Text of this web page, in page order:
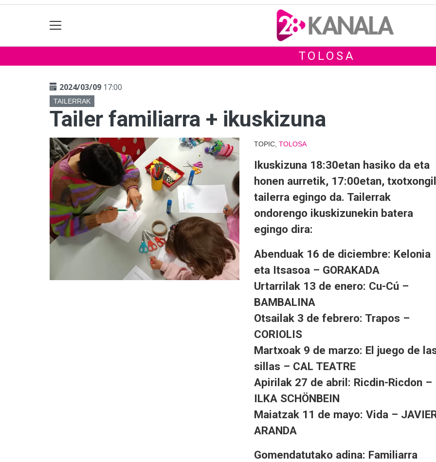
TOLOSA
2024/03/09 17:00
TAILERRAK
Tailer familiarra + ikuskizuna
TOPIC, TOLOSA
Ikuskizuna 18:30etan hasiko da eta
honen aurretik, 17:00etan,
tailerra egingo da. Tailerrak
ondorengo ikuskizunekin batera
egingo dira:
Abenduak 16 de diciembre: Kelonia
eta Itsasoa – GORAKADA
Urtarrilak 13 de enero: Cu-Cú –
BAMBALINA
Otsailak 3 de febrero: Trapos –
CORIOLIS
Martxoak 9 de marzo: El juego de
sillas – CAL TEATRE
Apirilak 27 de abril: Ricdin-Ricdon –
ILKA SCHÖNBEIN
Maiatzak 11 de mayo: Vida –
ARANDA
Gomendatutako adina: Familiarra